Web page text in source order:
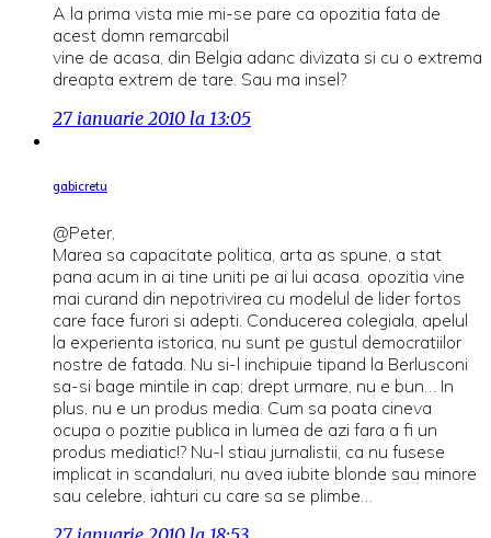
A la prima vista mie mi-se pare ca opozitia fata de
acest domn remarcabil
vine de acasa, din Belgia adanc divizata si cu o extrema
dreapta extrem de tare. Sau ma insel?
27 ianuarie 2010 la 13:05
gabicretu
@Peter,
Marea sa capacitate politica, arta as spune, a stat
pana acum in ai tine uniti pe ai lui acasa. opozitia vine
mai curand din nepotrivirea cu modelul de lider fortos
care face furori si adepti. Conducerea colegiala, apelul
la experienta istorica, nu sunt pe gustul democratiilor
nostre de fatada. Nu si-l inchipuie tipand la Berlusconi
sa-si bage mintile in cap; drept urmare, nu e bun… In
plus, nu e un produs media. Cum sa poata cineva
ocupa o pozitie publica in lumea de azi fara a fi un
produs mediatic!? Nu-l stiau jurnalistii, ca nu fusese
implicat in scandaluri, nu avea iubite blonde sau minore
sau celebre, iahturi cu care sa se plimbe…